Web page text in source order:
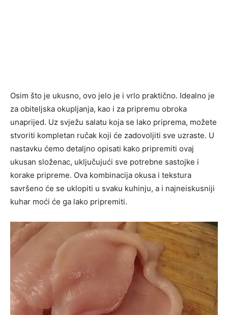
Osim što je ukusno, ovo jelo je i vrlo praktično. Idealno je
za obiteljska okupljanja, kao i za pripremu obroka
unaprijed. Uz svježu salatu koja se lako priprema, možete
stvoriti kompletan ručak koji će zadovoljiti sve uzraste. U
nastavku ćemo detaljno opisati kako pripremiti ovaj
ukusan složenac, uključujući sve potrebne sastojke i
korake pripreme. Ova kombinacija okusa i tekstura
savršeno će se uklopiti u svaku kuhinju, a i najneiskusniji
kuhar moći će ga lako pripremiti.